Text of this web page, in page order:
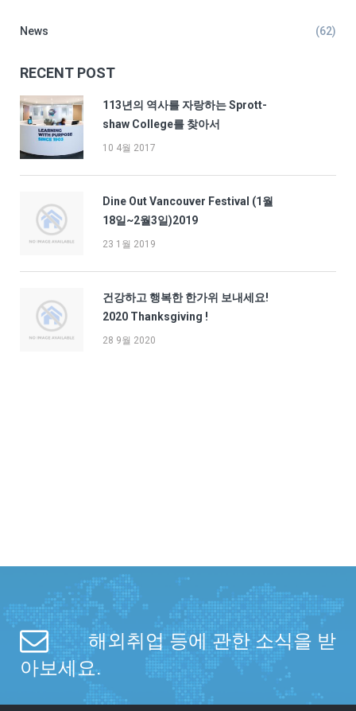
News (62)
RECENT POST
113년의 역사를 자랑하는 Sprott-
shaw College를 찾아서
10 4월 2017
Dine Out Vancouver Festival (1월
18일~2월3일)2019
23 1월 2019
건강하고 행복한 한가위 보내세요!
2020 Thanksgiving !
28 9월 2020
해외취업 등에 관한 소식을 받
아보세요.